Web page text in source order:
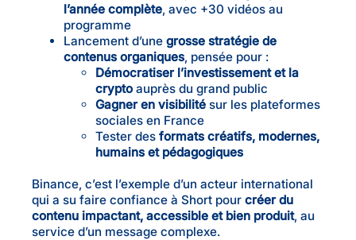
l’année complète, avec +30 vidéos au
programme
Lancement d’une grosse stratégie de
contenus organiques, pensée pour :
Démocratiser l’investissement et la
crypto auprès du grand public
Gagner en visibilité sur les plateformes
sociales en France
Tester des formats créatifs, modernes,
humains et pédagogiques
Binance, c’est l’exemple d’un acteur international
qui a su faire confiance à Short pour créer du
contenu impactant, accessible et bien produit, au
service d’un message complexe.